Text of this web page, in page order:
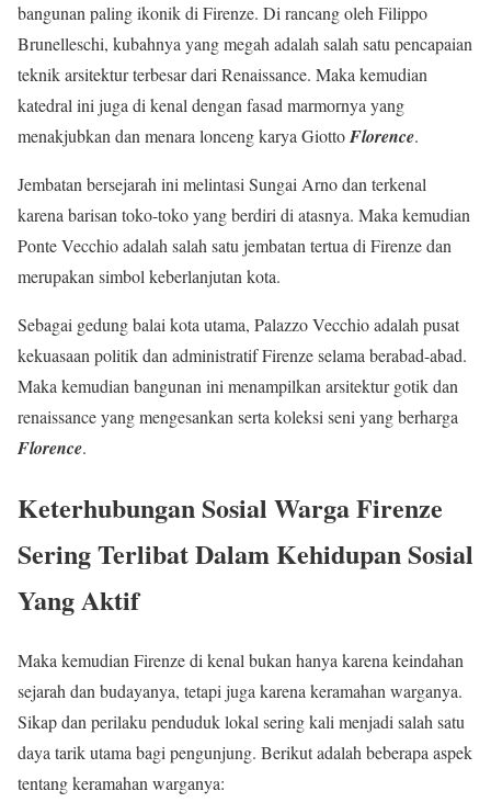
bangunan paling ikonik di Firenze. Di rancang oleh Filippo
Brunelleschi, kubahnya yang megah adalah salah satu pencapaian
teknik arsitektur terbesar dari Renaissance. Maka kemudian
katedral ini juga di kenal dengan fasad marmornya yang
menakjubkan dan menara lonceng karya GiottoFlorence.
Jembatan bersejarah ini melintasi Sungai Arno dan terkenal
karena barisan toko-toko yang berdiri di atasnya. Maka kemudian
Ponte Vecchio adalah salah satu jembatan tertua di Firenze dan
merupakan simbol keberlanjutan kota.
Sebagai gedung balai kota utama, Palazzo Vecchio adalah pusat
kekuasaan politik dan administratif Firenze selama berabad-abad.
Maka kemudian bangunan ini menampilkan arsitektur gotik dan
renaissance yang mengesankan serta koleksi seni yang berharga
Florence.
Keterhubungan Sosial Warga Firenze
Sering Terlibat Dalam Kehidupan Sosial
Yang Aktif
Maka kemudian Firenze di kenal bukan hanya karena keindahan
sejarah dan budayanya, tetapi juga karena keramahan warganya.
Sikap dan perilaku penduduk lokal sering kali menjadi salah satu
daya tarik utama bagi pengunjung. Berikut adalah beberapa aspek
tentang keramahan warganya: